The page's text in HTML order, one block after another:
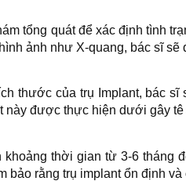
tổng quát để xác định tình
ảnh như X-quang, bác sĩ
thước của trụ Implant, bác
này được thực hiện dưới gây
khoảng thời gian từ 3-6 tháng
bảo rằng trụ implant ổn định